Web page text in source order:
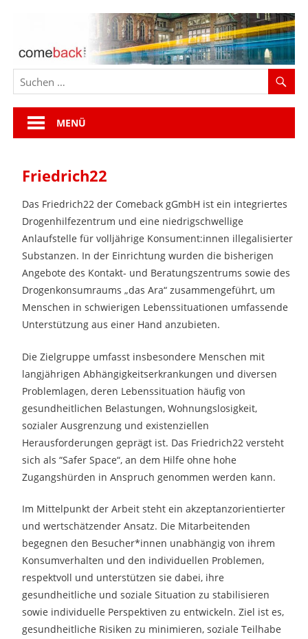
MENÜ
Friedrich22
Das Friedrich22 der Comeback gGmbH ist ein integriertes
Drogenhilfezentrum und eine niedrigschwellige
Anlaufstelle für volljährige Konsument:innen illegalisierter
Substanzen. In der Einrichtung wurden die bisherigen
Angebote des Kontakt- und Beratungszentrums sowie des
Drogenkonsumraums „das Ara“ zusammengeführt, um
Menschen in schwierigen Lebenssituationen umfassende
Unterstützung aus einer Hand anzubieten.
Die Zielgruppe umfasst insbesondere Menschen mit
langjährigen Abhängigkeitserkrankungen und diversen
Problemlagen, deren Lebenssituation häufig von
gesundheitlichen Belastungen, Wohnungslosigkeit,
sozialer Ausgrenzung und existenziellen
Herausforderungen geprägt ist. Das Friedrich22 versteht
sich als “Safer Space“, an dem Hilfe ohne hohe
Zugangshürden in Anspruch genommen werden kann.
Im Mittelpunkt der Arbeit steht ein akzeptanzorientierter
und wertschätzender Ansatz. Die Mitarbeitenden
begegnen den Besucher*innen unabhängig von ihrem
Konsumverhalten und den individuellen Problemen,
respektvoll und unterstützen sie dabei, ihre
gesundheitliche und soziale Situation zu stabilisieren
sowie individuelle Perspektiven zu entwickeln. Ziel ist es,
gesundheitliche Risiken zu minimieren, soziale Teilhabe